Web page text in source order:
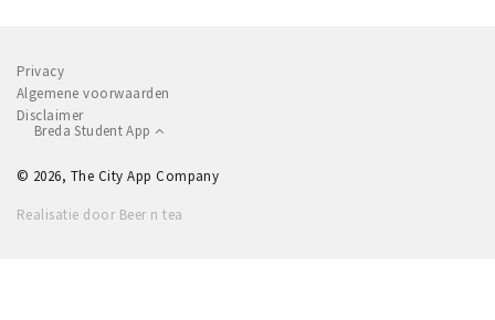
Privacy
Algemene voorwaarden
Disclaimer
Breda Student App
© 2026, The City App Company
Realisatie door Beer n tea